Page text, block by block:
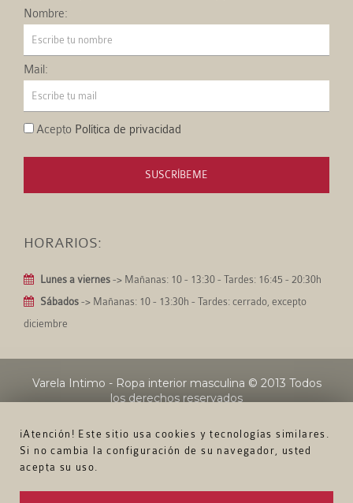
¡Atención! Este sitio usa cookies y tecnologías similares.
Si no cambia la configuración de su navegador, usted
acepta su uso.
Nombre:
Mail:
Acepto Política de privacidad
SUSCRÍBEME
HORARIOS:
Lunes a viernes -> Mañanas: 10 - 13:30 - Tardes: 16:45 - 20:30h
Sábados -> Mañanas: 10 - 13:30h - Tardes: cerrado, excepto
diciembre
Varela Intimo - Ropa interior masculina © 2013 Todos
los derechos reservados